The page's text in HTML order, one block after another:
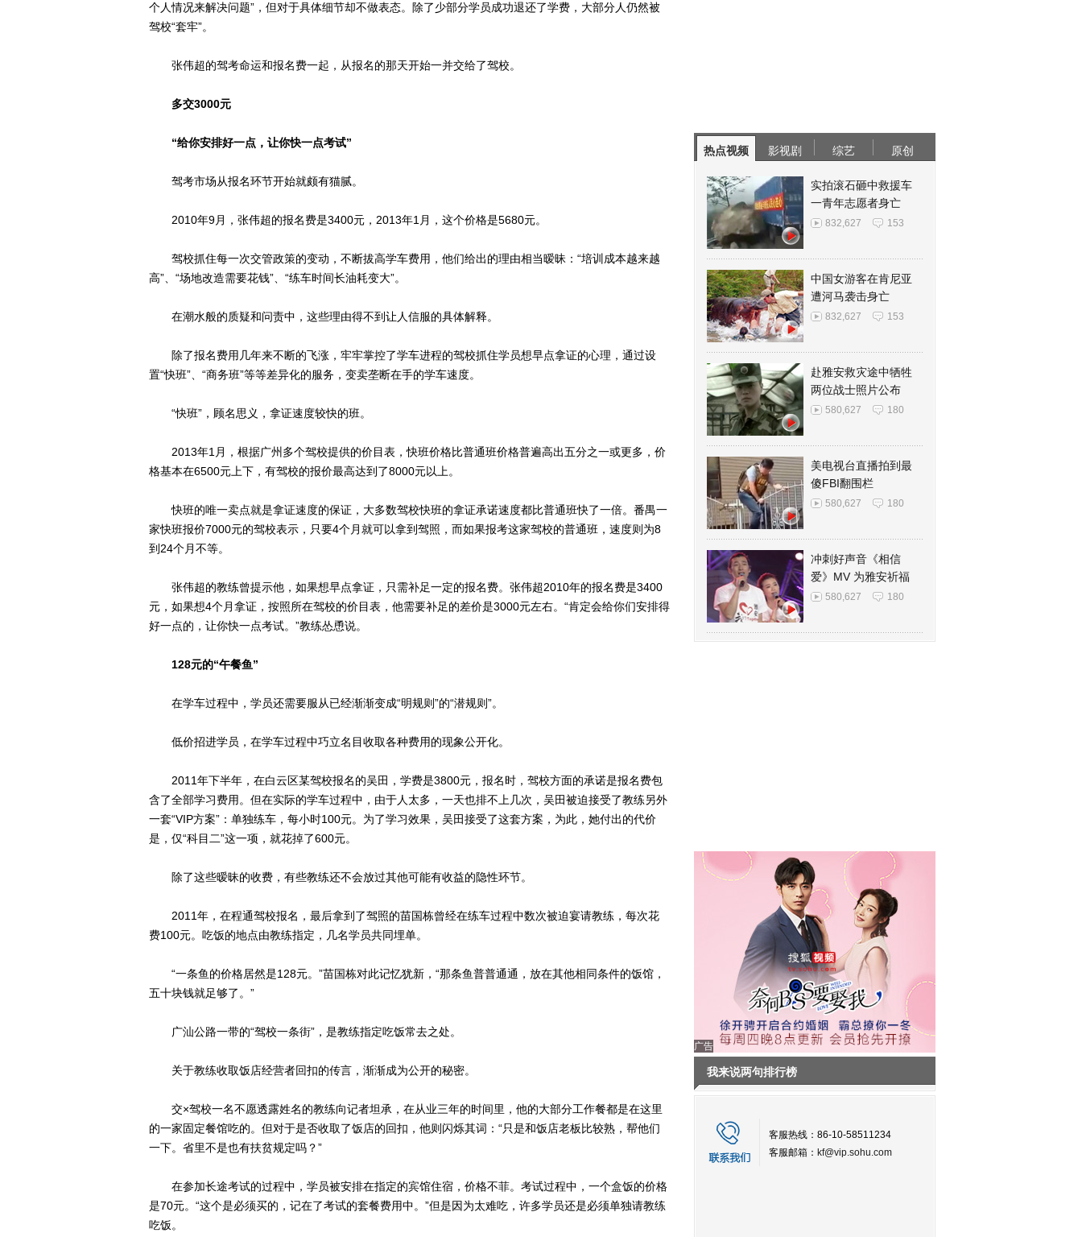
个人情况来解决问题”，但对于具体细节却不做表态。除了少部分学员成功退还了学费，大部分人仍然被
驾校“套牢”。
张伟超的驾考命运和报名费一起，从报名的那天开始一并交给了驾校。
多交3000元
“给你安排好一点，让你快一点考试”
驾考市场从报名环节开始就颇有猫腻。
2010年9月，张伟超的报名费是3400元，2013年1月，这个价格是5680元。
驾校抓住每一次交管政策的变动，不断拔高学车费用，他们给出的理由相当暧昧：“培训成本越来越
高”、“场地改造需要花钱”、“练车时间长油耗变大”。
在潮水般的质疑和问责中，这些理由得不到让人信服的具体解释。
除了报名费用几年来不断的飞涨，牢牢掌控了学车进程的驾校抓住学员想早点拿证的心理，通过设
置“快班”、“商务班”等等差异化的服务，变卖垄断在手的学车速度。
“快班”，顾名思义，拿证速度较快的班。
2013年1月，根据广州多个驾校提供的价目表，快班价格比普通班价格普遍高出五分之一或更多，价
格基本在6500元上下，有驾校的报价最高达到了8000元以上。
快班的唯一卖点就是拿证速度的保证，大多数驾校快班的拿证承诺速度都比普通班快了一倍。番禺一
家快班报价7000元的驾校表示，只要4个月就可以拿到驾照，而如果报考这家驾校的普通班，速度则为8
到24个月不等。
张伟超的教练曾提示他，如果想早点拿证，只需补足一定的报名费。张伟超2010年的报名费是3400
元，如果想4个月拿证，按照所在驾校的价目表，他需要补足的差价是3000元左右。“肯定会给你们安排得
好一点的，让你快一点考试。”教练怂恿说。
128元的“午餐鱼”
在学车过程中，学员还需要服从已经渐渐变成“明规则”的“潜规则”。
低价招进学员，在学车过程中巧立名目收取各种费用的现象公开化。
2011年下半年，在白云区某驾校报名的吴田，学费是3800元，报名时，驾校方面的承诺是报名费包
含了全部学习费用。但在实际的学车过程中，由于人太多，一天也排不上几次，吴田被迫接受了教练另外
一套“VIP方案”：单独练车，每小时100元。为了学习效果，吴田接受了这套方案，为此，她付出的代价
是，仅“科目二”这一项，就花掉了600元。
除了这些暧昧的收费，有些教练还不会放过其他可能有收益的隐性环节。
2011年，在程通驾校报名，最后拿到了驾照的苗国栋曾经在练车过程中数次被迫宴请教练，每次花
费100元。吃饭的地点由教练指定，几名学员共同埋单。
“一条鱼的价格居然是128元。”苗国栋对此记忆犹新，“那条鱼普普通通，放在其他相同条件的饭馆，
五十块钱就足够了。”
广汕公路一带的“驾校一条街”，是教练指定吃饭常去之处。
关于教练收取饭店经营者回扣的传言，渐渐成为公开的秘密。
交×驾校一名不愿透露姓名的教练向记者坦承，在从业三年的时间里，他的大部分工作餐都是在这里
的一家固定餐馆吃的。但对于是否收取了饭店的回扣，他则闪烁其词：“只是和饭店老板比较熟，帮他们
一下。省里不是也有扶贫规定吗？”
在参加长途考试的过程中，学员被安排在指定的宾馆住宿，价格不菲。考试过程中，一个盒饭的价格
是70元。“这个是必须买的，记在了考试的套餐费用中。”但是因为太难吃，许多学员还是必须单独请教练
吃饭。
热点视频 影视剧 综艺 原创
实拍滚石砸中救援车
一青年志愿者身亡
832,627 153
中国女游客在肯尼亚
遭河马袭击身亡
832,627 153
赴雅安救灾途中牺牲
两位战士照片公布
580,627 180
美电视台直播拍到最
傻FBI翻围栏
580,627 180
冲刺好声音《相信
爱》MV 为雅安祈福
580,627 180
广告
我来说两句排行榜
客服热线：86-10-58511234
客服邮箱： kf@vip.sohu.com